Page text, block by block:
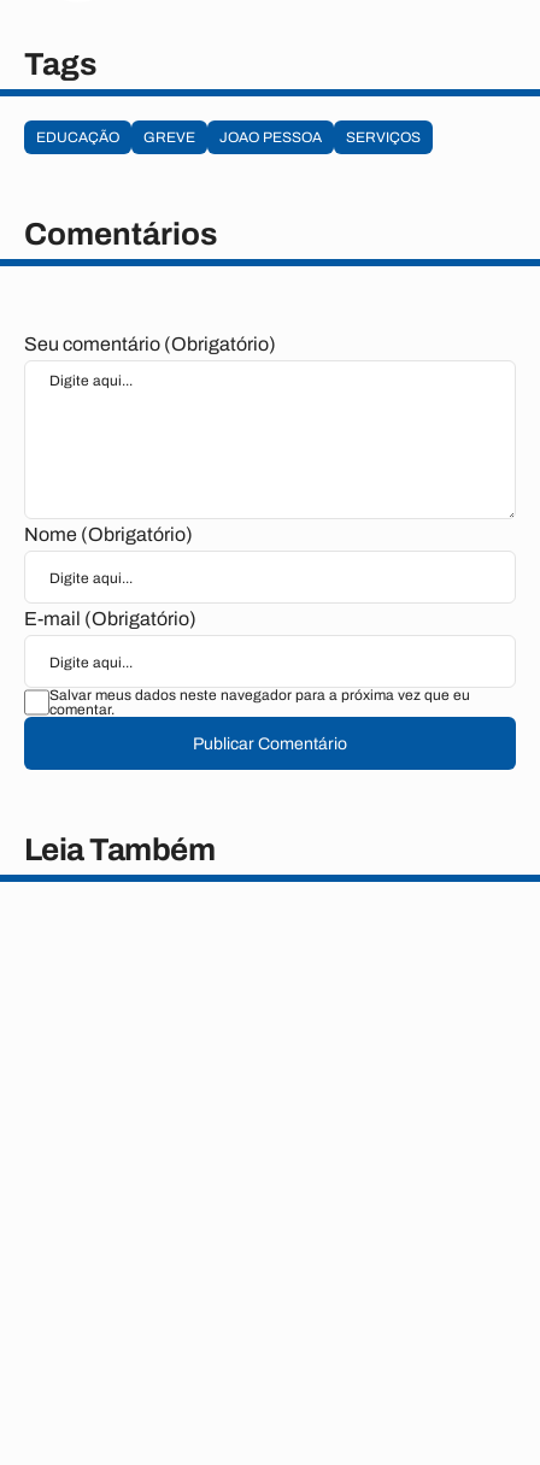
Tags
EDUCAÇÃO GREVE JOAO PESSOA SERVIÇOS
Comentários
Seu comentário (Obrigatório)
Nome (Obrigatório)
E-mail (Obrigatório)
Salvar meus dados neste navegador para a próxima vez que eu
comentar.
Publicar Comentário
Leia Também